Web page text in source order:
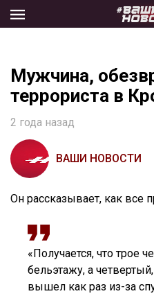
the
Мужчина,
террориста в
2 года назад
ВАШИ НОВОСТИ
Он рассказывает, как все
«Получается, что трое
бельэтажу, а
вышел как раз из-за